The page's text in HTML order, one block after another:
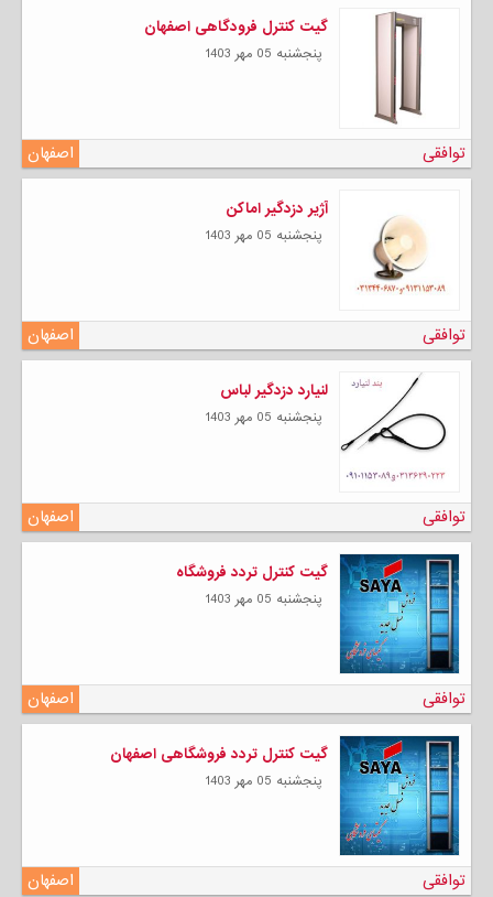
گیت کنترل فرودگاهی اصفهان
پنجشنبه 05 مهر 1403
اصفهان توافقی
آژیر دزدگیر اماکن
پنجشنبه 05 مهر 1403
اصفهان توافقی
لنیارد دزدگیر لباس
پنجشنبه 05 مهر 1403
اصفهان توافقی
گیت کنترل تردد فروشگاه
پنجشنبه 05 مهر 1403
اصفهان توافقی
گیت کنترل تردد فروشگاهی اصفهان
پنجشنبه 05 مهر 1403
اصفهان توافقی